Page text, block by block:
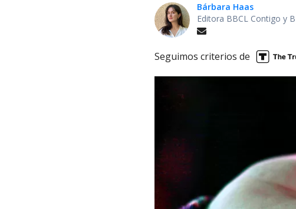
Bárbara Haas
Editora BBCL Contigo y
Seguimos criterios de